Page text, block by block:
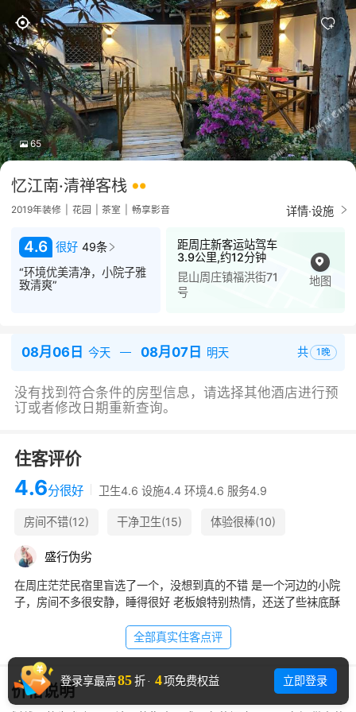
65
忆江南·清禅客栈
2019年装修 花园 茶室 畅享影音 详情·设施
4.6 很好 49条
“环境优美清净，小院子雅
致清爽”
距周庄新客运站驾车
3.9公里,约12分钟
昆山周庄镇福洪街71
号
地图
登录享最高85折 · 4项免费权益 立即登录
08月06日 今天 08月07日 明天 共 1 晚
没有找到符合条件的房型信息，请选择其他酒店进行预
订或者修改日期重新查询。
住客评价
4.6分很好 卫生4.6 设施4.4 环境4.6 服务4.9
房间不错(12) 干净卫生(15)
体验很棒(10)
位置很好(8)
盛行伪劣
在周庄茫茫民宿里盲选了一个，没想到真的不错 是一个河边的小院
子，房间不多很安静，睡得很好 老板娘特别热情，还送了些袜底酥
全部真实住客点评
价格说明